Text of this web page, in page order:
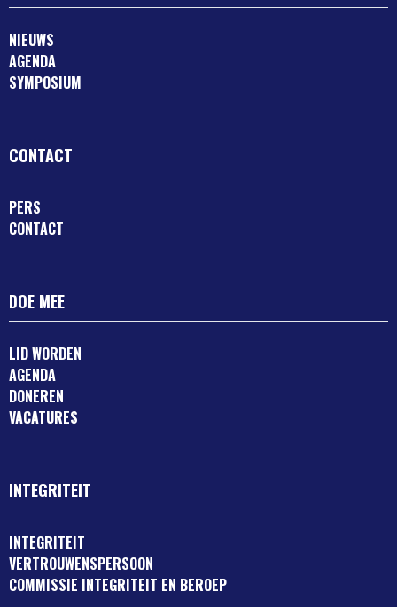
NIEUWS
AGENDA
SYMPOSIUM
CONTACT
PERS
CONTACT
DOE MEE
LID WORDEN
AGENDA
DONEREN
VACATURES
INTEGRITEIT
INTEGRITEIT
VERTROUWENSPERSOON
COMMISSIE INTEGRITEIT EN BEROEP